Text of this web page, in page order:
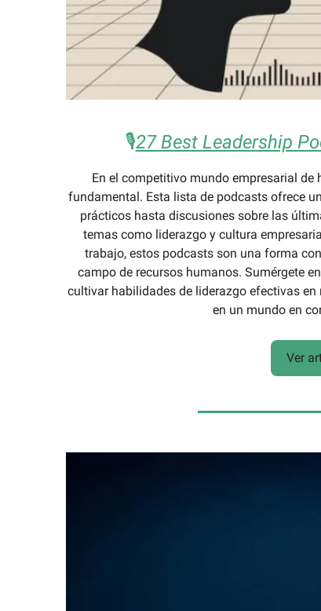
🎙️27 Best Leadership
En el competitivo mundo empresarial de
fundamental. Esta lista de podcasts ofrece
prácticos hasta discusiones sobre las
temas como liderazgo y cultura
trabajo, estos podcasts son una forma
campo de recursos humanos. Sumérgete
cultivar habilidades de liderazgo efectivas
en un mundo en
Ver